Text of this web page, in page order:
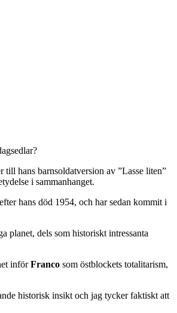
till hans barnsoldatversion av ”Lasse liten”
i sammanhanget.
hans död 1954, och har sedan kommit i
planet, dels som historiskt intressanta
införFranco som östblockets totalitarism,
historisk insikt och jag tycker faktiskt att